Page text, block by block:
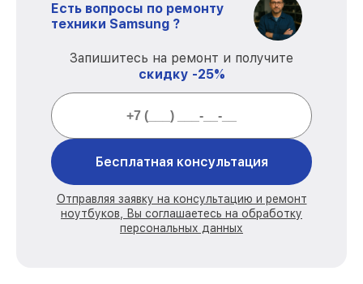
Есть вопросы по ремонту
техники Samsung ?
Запишитесь на ремонт и получите
скидку -25%
Бесплатная консультация
Отправляя заявку на консультацию и ремонт
ноутбуков, Вы соглашаетесь на обработку
персональных данных